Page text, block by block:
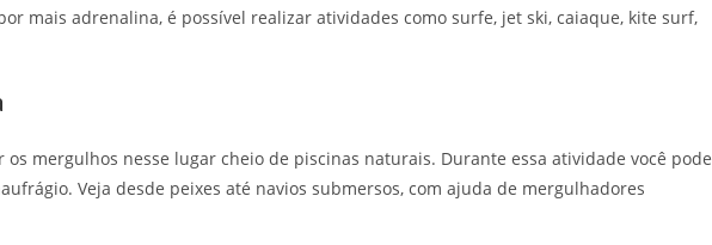
mais adrenalina, é possível realizar atividades como surfe, jet ski, caiaque, kite surf,
mergulhos nesse lugar cheio de piscinas naturais. Durante essa atividade você pode
Veja desde peixes até navios submersos, com ajuda de mergulhadores